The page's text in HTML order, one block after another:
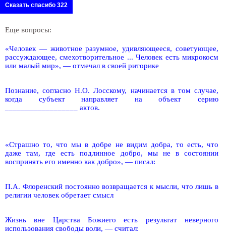
Сказать спасибо 322
Еще вопросы:
«Человек — животное разумное, удивляющееся, советующее,
рассуждающее, смехотворительное ... Человек есть микрокосм
или малый мир», — отмечал в своей риторике
Познание, согласно Н.О. Лосскому, начинается в том случае,
когда субъект направляет на объект серию
__________________ актов.
«Страшно то, что мы в добре не видим добра, то есть, что
даже там, где есть подлинное добро, мы не в состоянии
воспринять его именно как добро», — писал:
П.А. Флоренский постоянно возвращается к мысли, что лишь в
религии человек обретает смысл
Жизнь вне Царства Божиего есть результат неверного
использования свободы воли, — считал: